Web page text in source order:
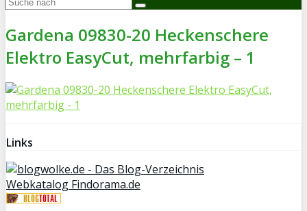
Gardena 09830-20 Heckenschere
Elektro EasyCut, mehrfarbig – 1
Links
Webkatalog Findorama.de